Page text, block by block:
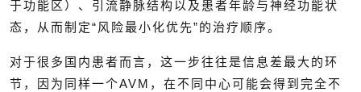
于功能区）、引流静脉结构以及患者年龄与神经功能状
态，从而制定“风险最小化优先”的治疗顺序。
对于很多国内患者而言，这一步往往是信息差最大的环
节，因为同样一个AVM，在不同中心可能会得到完全不